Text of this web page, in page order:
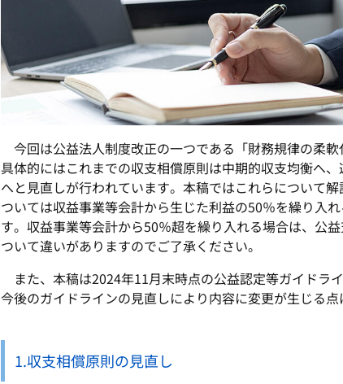
今回は公益法人制度改正の一つである「財務規律の柔軟
具体的にはこれまでの収支相償原則は中期的収支均衡へ
へと見直しが行われています。本稿ではこれらについて
ついては収益事業等会計から生じた利益の50％を繰り入
す。収益事業等会計から50％超を繰り入れる場合は、公
ついて違いがありますのでご了承ください。
また、本稿は2024年11月末時点の公益認定等ガイドラ
今後のガイドラインの見直しにより内容に変更が生じる点
1.収支相償原則の見直し